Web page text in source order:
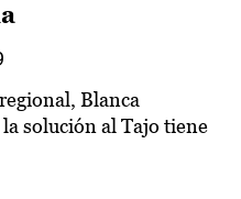
Blanca
solución al Tajo tiene